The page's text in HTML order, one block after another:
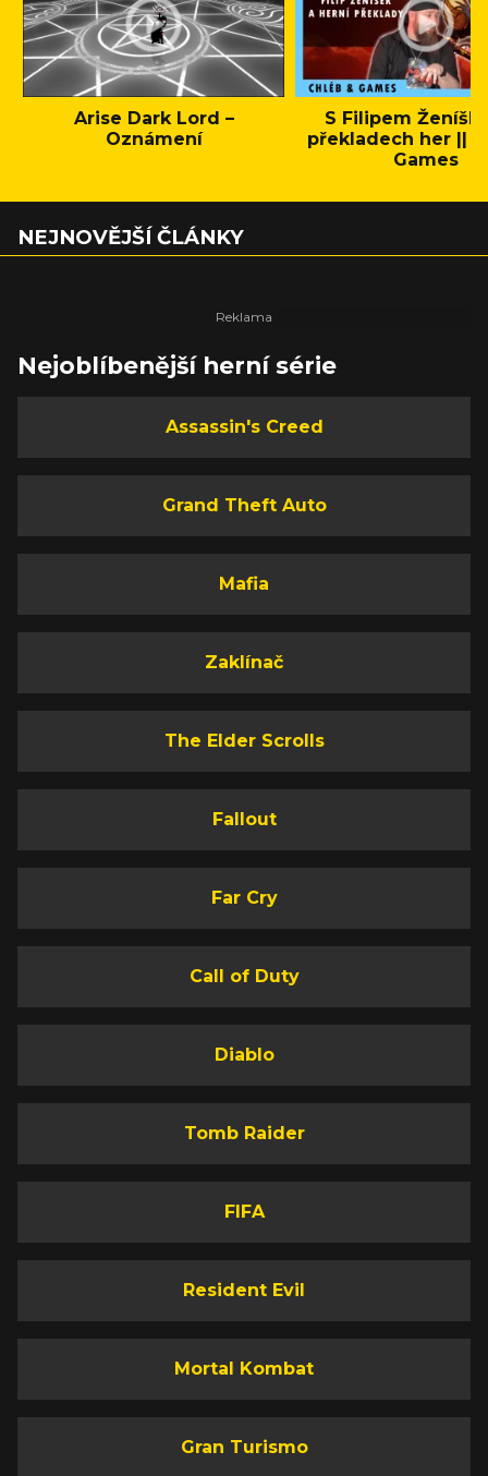
Arise Dark Lord –
Oznámení
S Filipem
překladech her ||
Games
NEJNOVĚJŠÍ ČLÁNKY
Nejoblíbenější herní série
Assassin's Creed
Grand Theft Auto
Mafia
Zaklínač
The Elder Scrolls
Fallout
Far Cry
Call of Duty
Diablo
Tomb Raider
FIFA
Resident Evil
Mortal Kombat
Gran Turismo